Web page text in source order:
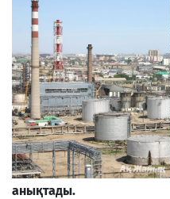
анықтады.